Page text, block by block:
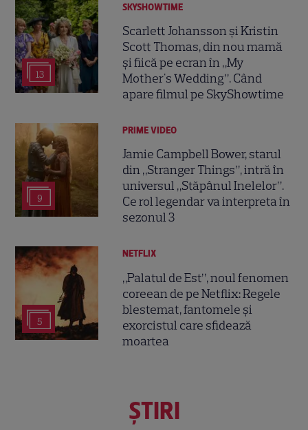
13
SKYSHOWTIME
Scarlett Johansson și Kristin
Scott Thomas, din nou mamă
și fiică pe ecran în „My
Mother's Wedding”. Când
apare filmul pe SkyShowtime
9
PRIME VIDEO
Jamie Campbell Bower, starul
din „Stranger Things”, intră în
universul „Stăpânul Inelelor”.
Ce rol legendar va interpreta în
sezonul 3
5
NETFLIX
„Palatul de Est”, noul fenomen
coreean de pe Netflix: Regele
blestemat, fantomele și
exorcistul care sfidează
moartea
ŞTIRI